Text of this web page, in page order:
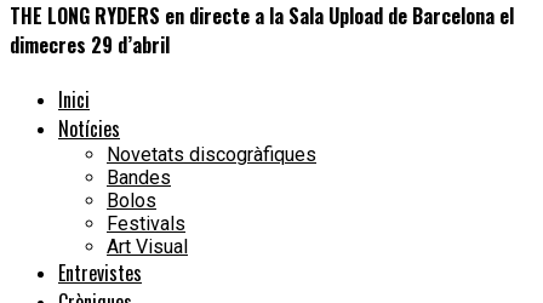
THE LONG RYDERS en directe a la Sala Upload de Barcelona el
dimecres 29 d’abril
Inici
Notícies
Novetats discogràfiques
Bandes
Bolos
Festivals
Art Visual
Entrevistes